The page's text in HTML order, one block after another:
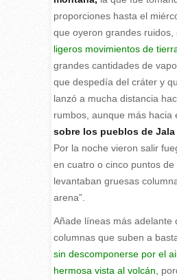
proporciones hasta el
que oyeron grandes ruidos,
ligeros movimientos de
grandes cantidades de
que despedía del cráter y
lanzó a mucha distancia
rumbos, aunque más hacia
sobre los pueblos de
Por la noche vieron salir
en cuatro o cinco puntos de
levantaban gruesas
arena”.
Añade líneas más adelante
columnas que suben a
sin descomponerse por el
hermosa vista al volcán,